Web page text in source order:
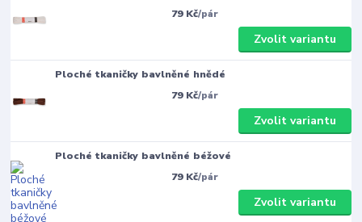
79 Kč/pár
Zvolit variantu
Ploché tkaničky bavlněné hnědé
79 Kč/pár
Zvolit variantu
Ploché tkaničky bavlněné béžové
79 Kč/pár
Zvolit variantu